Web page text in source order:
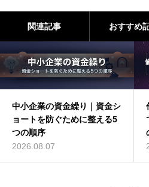
関連記事 おすすめ
中小企業の資金繰り｜資金シ
ョートを防ぐために整える5
つの順序
2026.08.07